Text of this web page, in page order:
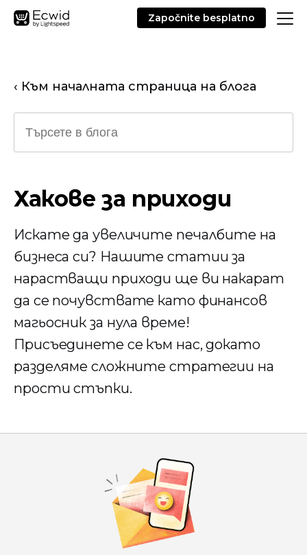
Započnite besplatno
‹ Към началната страница на блога
Хакове за приходи
Искате да увеличите печалбите на
бизнеса си? Нашите статии за
нарастващи приходи ще ви накарат
да се почувствате като финансов
магьосник за нула време!
Присъединете се към нас, докато
разделяме сложните стратегии на
прости стъпки.